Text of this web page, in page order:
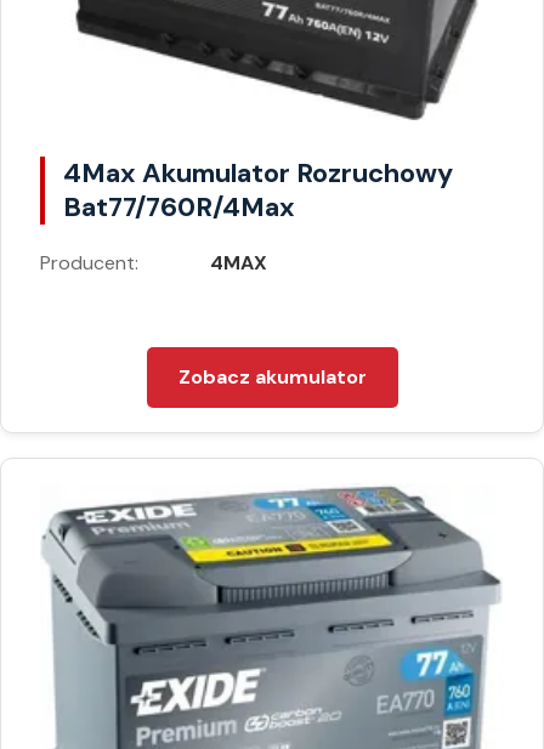
4Max Akumulator Rozruchowy
Bat77/760R/4Max
Producent: 4MAX
Zobacz akumulator